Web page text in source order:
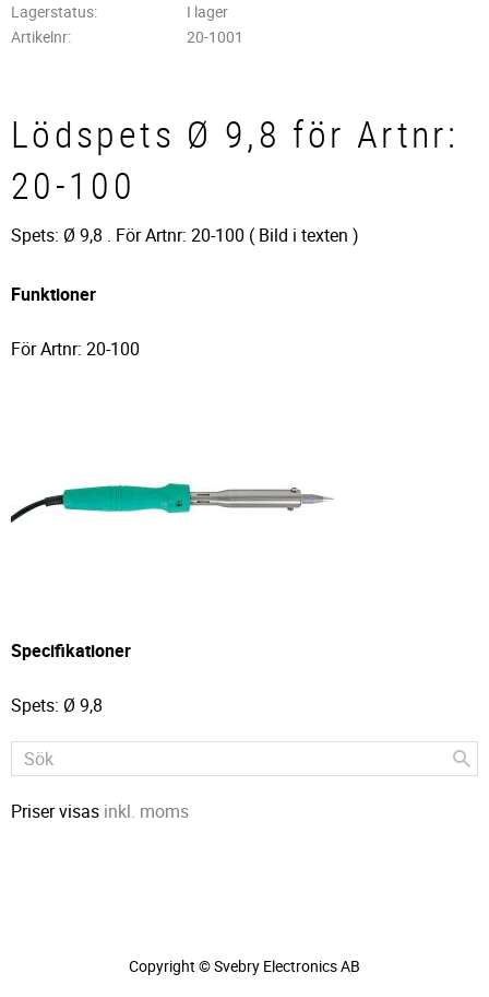
Lagerstatus
I lager
Artikelnr
20-1001
Lödspets Ø 9,8 för Artnr:
20-100
Spets: Ø 9,8 . För Artnr: 20-100 ( Bild i texten )
Funktioner
För Artnr: 20-100
Specifikationer
Spets: Ø 9,8
Priser visas inkl. moms
Copyright © Svebry Electronics AB